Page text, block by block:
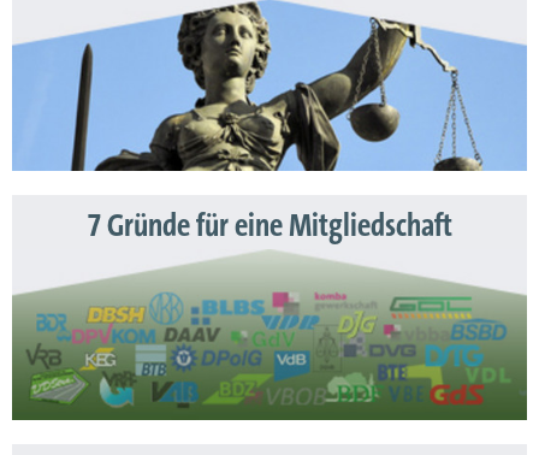
7 Gründe für eine Mitgliedschaft